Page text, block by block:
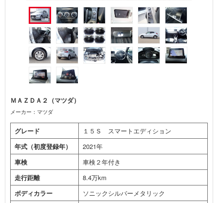
ＭＡＺＤＡ２（マツダ）
メーカー：マツダ
グレード
１５Ｓ スマートエディション
年式（初度登録年）
2021年
車検
車検２年付き
走行距離
8.4万km
ボディカラー
ソニックシルバーメタリック